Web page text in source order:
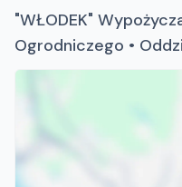
"WŁODEK"
Ogrodniczego •